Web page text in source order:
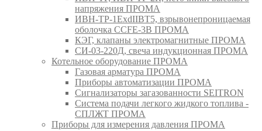
напряжения ПРОМА
ИВН-ТР-1ExdIIBT5, взрывонепроницаемая
оболочка CCFE-3B ПРОМА
КЭГ, клапаны электромагнитные ПРОМА
СИ-03-220Д, свеча индукционная ПРОМА
Котельное оборудование ПРОМА
Газовая арматура ПРОМА
Приборы автоматизации ПРОМА
Сигнализаторы загазованности SEITRON
Система подачи легкого жидкого топлива -
СПЛЖТ ПРОМА
Приборы для измерения давления ПРОМА